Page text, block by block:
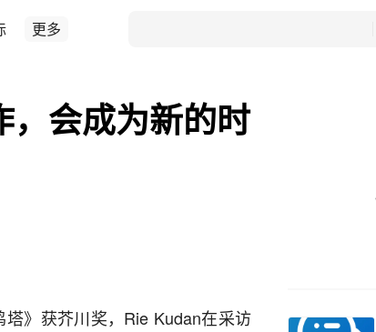
更多
会成为新的时
》获芥川奖，Rie Kudan在采访